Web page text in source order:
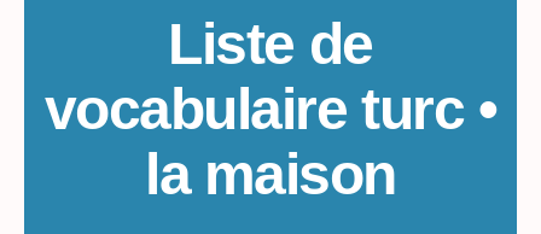
Liste de
vocabulaire turc •
la maison